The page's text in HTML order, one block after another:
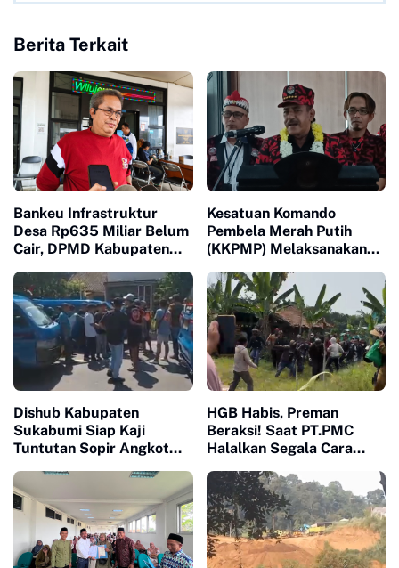
Berita Terkait
Bankeu Infrastruktur
Desa Rp635 Miliar Belum
Cair, DPMD Kabupaten
Segera Ajukan
Permohonan
Kesatuan Komando
Pembela Merah Putih
(KKPMP) Melaksanakan
Dishub Kabupaten
Sukabumi Siap Kaji
Tuntutan Sopir Angkot
Trayek hingga Stasiun
Cicurug
HGB Habis, Preman
Beraksi! Saat PT.PMC
Halalkan Segala Cara
Depan Penguasa yang
Bungkam